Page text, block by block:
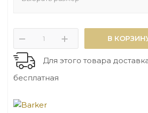
В
Для этого товара
бесплатная